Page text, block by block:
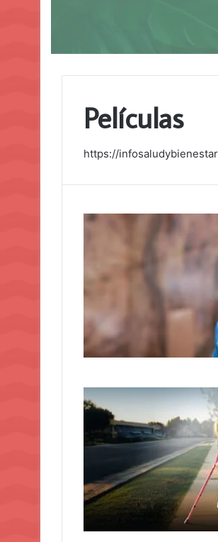
Películas
https://